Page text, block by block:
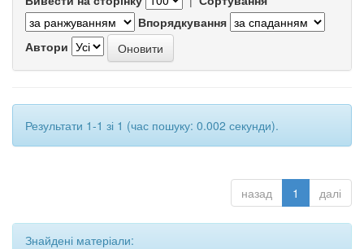
Впорядкування
Автори
Результати 1-1 зі 1 (час пошуку: 0.002 секунди).
назад 1 далі
Знайдені матеріали: